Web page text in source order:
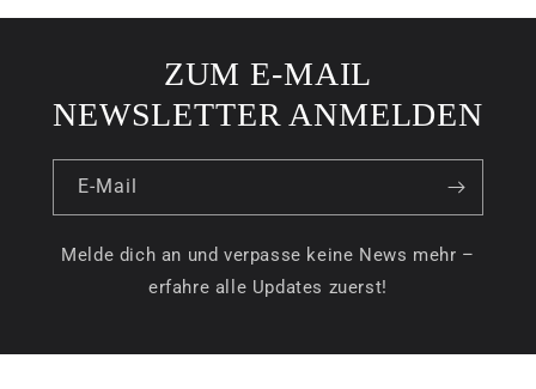
ZUM E-MAIL
NEWSLETTER ANMELDEN
E-Mail
Melde dich an und verpasse keine News mehr –
erfahre alle Updates zuerst!